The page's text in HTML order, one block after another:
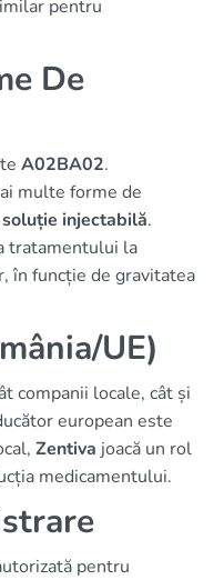
pentru
De
A02BA02.
multe forme de
soluție injectabilă.
tratamentului la
în funcție de gravitatea
UE)
companii locale, cât și
european este
Zentiva joacă un rol
medicamentului.
pentru